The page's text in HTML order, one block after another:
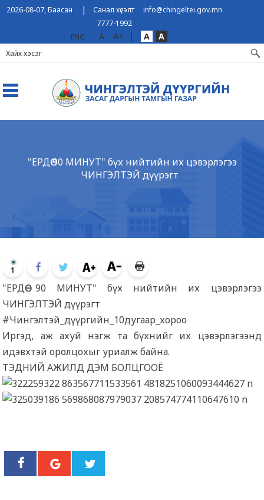
2026-08-07, Баасан |Санал хүсэлт
info@chingeltei.gov.mn
7777-1992
ENG
A- A+ | A A
"ЕРДӨӨ 90 МИНУТ" бүх нийтийн их цэвэрлэгээ
ЧИНГЭЛТЭЙ дүүрэгт
1
"ЕРДӨӨ 90 МИНУТ" бүх нийтийн их цэвэрлэгээ
ЧИНГЭЛТЭЙ дүүрэгт
#Чингэлтэй_дүүргийн_10дугаар_хороо
Иргэд, аж ахуй нэгж та бүхнийг их цэвэрлэгээнд
идэвхтэй оролцохыг уриалж байна.
ТЭДНИЙ АЖИЛД ДЭМ БОЛЦГООЁ